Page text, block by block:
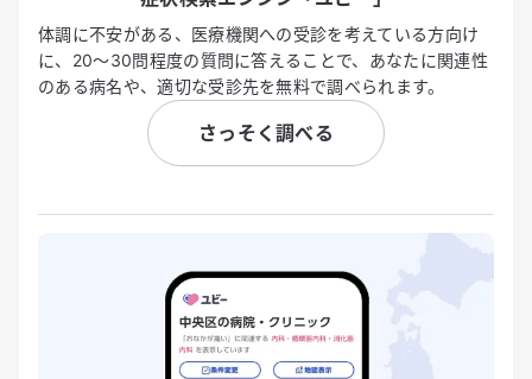
体調に不安がある、医療機関への受診を考えている方向け
に、20〜30問程度の質問に答えることで、あなたに関連性
のある病名や、適切な受診先を無料で調べられます。
さっそく調べる